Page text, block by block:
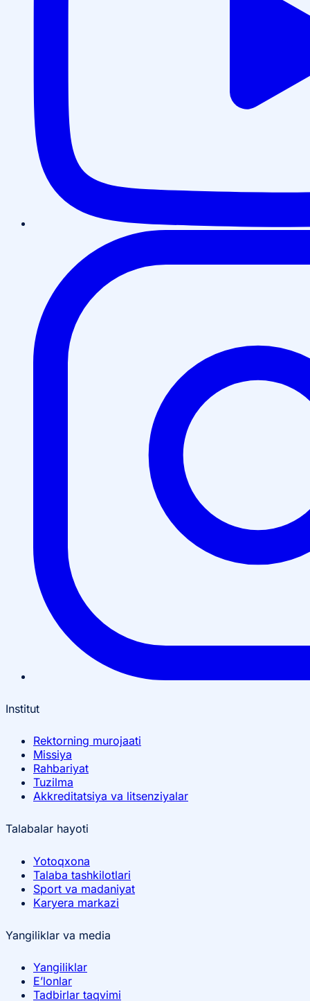
Institut
Rektorning murojaati
Missiya
Rahbariyat
Tuzilma
Akkreditatsiya va litsenziyalar
Talabalar hayoti
Yotoqxona
Talaba tashkilotlari
Sport va madaniyat
Karyera markazi
Yangiliklar va media
Yangiliklar
E’lonlar
Tadbirlar taqvimi